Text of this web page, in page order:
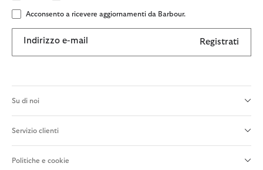
Acconsento a ricevere aggiornamenti da Barbour.
Indirizzo e-mail Registrati
Su di noi
Servizio clienti
Politiche e cookie